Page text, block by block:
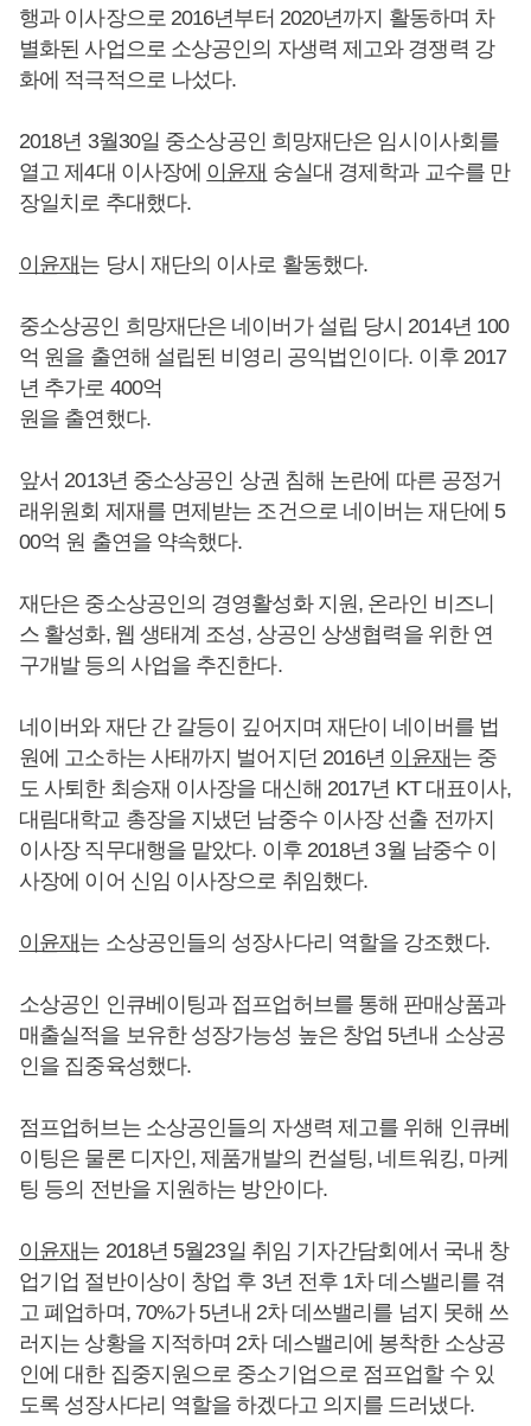
행과 이사장으로 2016년부터 2020년까지 활동하며 차
별화된 사업으로 소상공인의 자생력 제고와 경쟁력 강
화에 적극적으로 나섰다.
2018년 3월30일 중소상공인 희망재단은 임시이사회를
열고 제4대 이사장에 이윤재 숭실대 경제학과 교수를 만
장일치로 추대했다.
이윤재 는 당시 재단의 이사로 활동했다.
중소상공인 희망재단은 네이버가 설립 당시 2014년 100
억 원을 출연해 설립된 비영리 공익법인이다. 이후 2017
년 추가로 400억
원을 출연했다.
앞서 2013년 중소상공인 상권 침해 논란에 따른 공정거
래위원회 제재를 면제받는 조건으로 네이버는 재단에 5
00억 원 출연을 약속했다.
재단은 중소상공인의 경영활성화 지원, 온라인 비즈니
스 활성화, 웹 생태계 조성, 상공인 상생협력을 위한 연
구개발 등의 사업을 추진한다.
네이버와 재단 간 갈등이 깊어지며 재단이 네이버를 법
원에 고소하는 사태까지 벌어지던 2016년 이윤재 는 중
도 사퇴한 최승재 이사장을 대신해 2017년 KT 대표이사,
대림대학교 총장을 지냈던 남중수 이사장 선출 전까지
이사장 직무대행을 맡았다. 이후 2018년 3월 남중수 이
사장에 이어 신임 이사장으로 취임했다.
이윤재 는 소상공인들의 성장사다리 역할을 강조했다.
소상공인 인큐베이팅과 접프업허브를 통해 판매상품과
매출실적을 보유한 성장가능성 높은 창업 5년내 소상공
인을 집중육성했다.
점프업허브는 소상공인들의 자생력 제고를 위해 인큐베
이팅은 물론 디자인, 제품개발의 컨설팅, 네트워킹, 마케
팅 등의 전반을 지원하는 방안이다.
이윤재 는 2018년 5월23일 취임 기자간담회에서 국내 창
업기업 절반이상이 창업 후 3년 전후 1차 데스밸리를 겪
고 폐업하며, 70%가 5년내 2차 데쓰밸리를 넘지 못해 쓰
러지는 상황을 지적하며 2차 데스밸리에 봉착한 소상공
인에 대한 집중지원으로 중소기업으로 점프업할 수 있
도록 성장사다리 역할을 하겠다고 의지를 드러냈다.